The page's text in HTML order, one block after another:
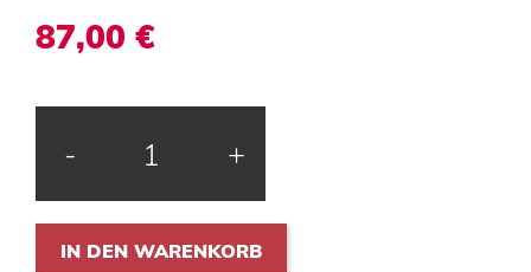
87,00 €
- +
IN DEN WARENKORB